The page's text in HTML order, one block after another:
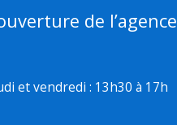
de l’agence
et vendredi : 13h30 à 17h